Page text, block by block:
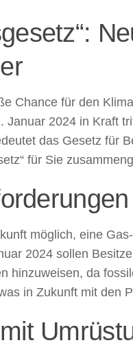
Chance für den
Januar 2024 in Kraft
das Gesetz für
für Sie
möglich, eine
2024 sollen
hinzuweisen, da
in Zukunft mit den